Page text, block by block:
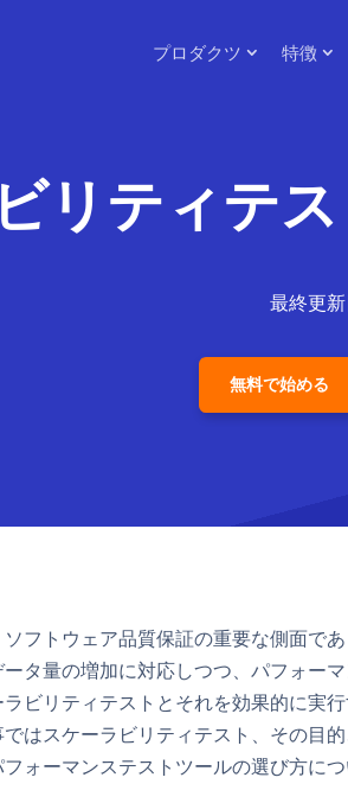
プロダクツ 特徴
リティテ
最終更
無料で始める
フトウェア品質保証の重要な側面で
タ量の増加に対応しつつ、パフォー
ビリティテストとそれを効果的に実
はスケーラビリティテスト、その目
ォーマンステストツールの選び方につ